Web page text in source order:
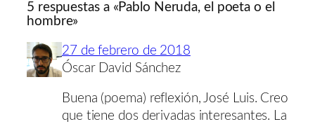
5 respuestas a «Pablo Neruda, el poeta o el
hombre»
27 de febrero de 2018
Óscar David Sánchez
Buena (poema) reflexión, José Luis. Creo
que tiene dos derivadas interesantes. La